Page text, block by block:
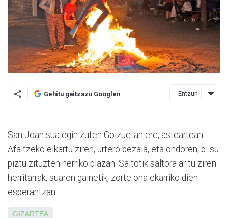
Gehitu gaitzazu Googlen Entzun
San Joan sua egin zuten Goizuetan ere, asteartean.
Afaltzeko elkartu ziren, urtero bezala, eta ondoren, bi su
piztu zituzten herriko plazan. Saltotik saltora aritu ziren
herritarrak, suaren gainetik, zorte ona ekarriko dien
esperantzan.
GIZARTEA